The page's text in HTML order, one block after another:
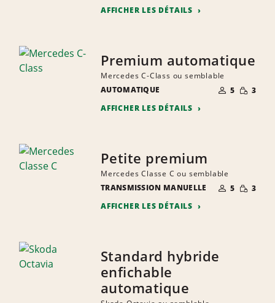
AFFICHER LES DÉTAILS
Premium automatique
Mercedes C-Class ou semblable
AUTOMATIQUE
NOMBRE DE
PERSONNES
5 RÉDUITE
3
AFFICHER LES DÉTAILS
Petite premium
Mercedes Classe C ou semblable
TRANSMISSION MANUELLE
NOMBRE DE
PERSONNES
5 RÉDUITE
3
AFFICHER LES DÉTAILS
Standard hybride
enfichable
automatique